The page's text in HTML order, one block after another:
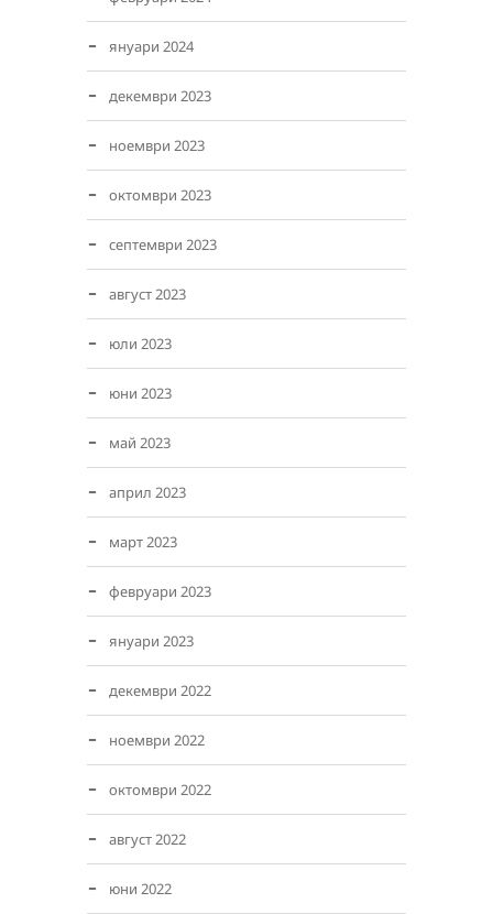
януари 2024
декември 2023
ноември 2023
октомври 2023
септември 2023
август 2023
юли 2023
юни 2023
май 2023
април 2023
март 2023
февруари 2023
януари 2023
декември 2022
ноември 2022
октомври 2022
август 2022
юни 2022